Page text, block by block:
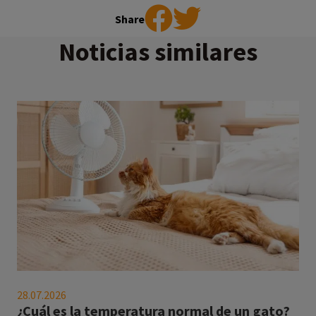
Share
Noticias similares
es
la
28.07.2026
¿Cuál es la temperatura normal de un gato?